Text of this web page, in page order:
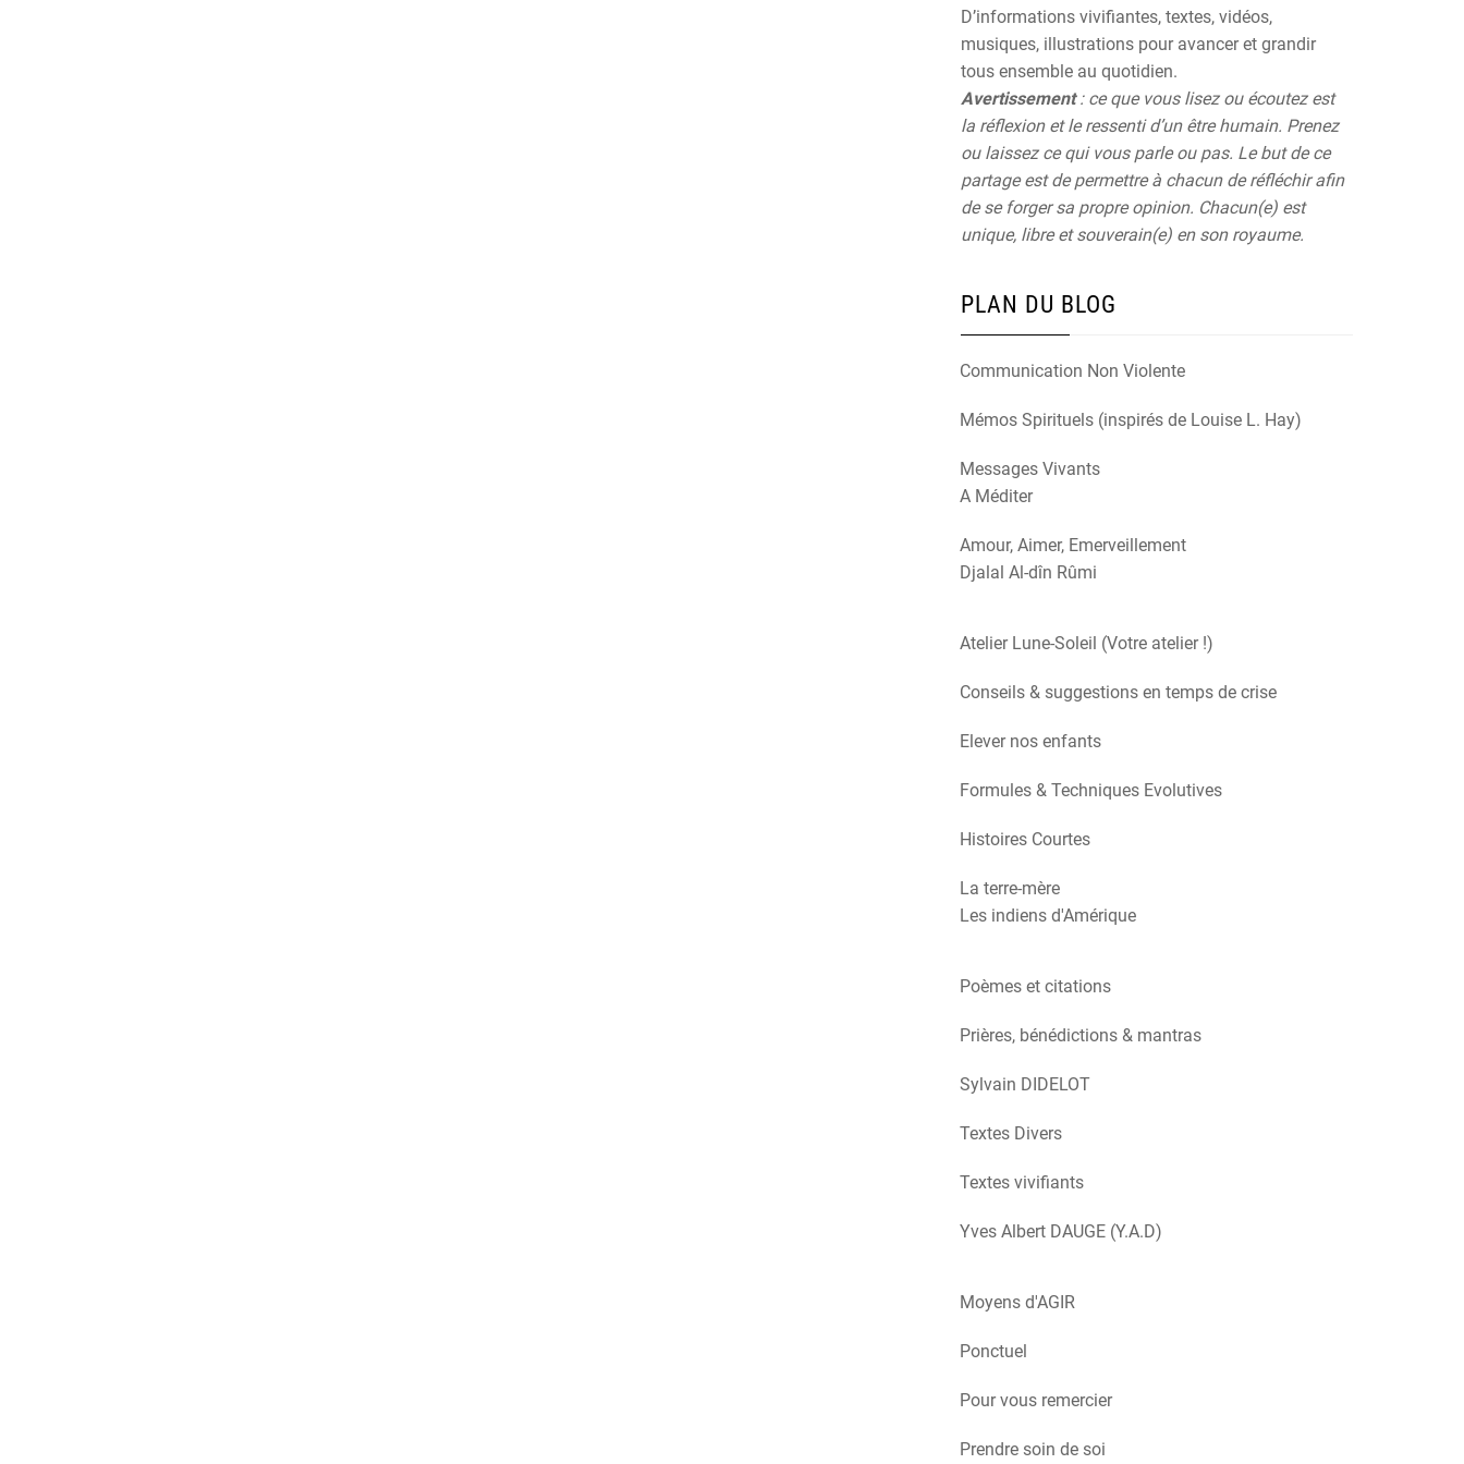
D’informations vivifiantes, textes, vidéos,
musiques, illustrations pour avancer et grandir
tous ensemble au quotidien.
Avertissement: ce que vous lisez ou écoutez est
la réflexion et le ressenti d’un être humain. Prenez
ou laissez ce qui vous parle ou pas. Le but de ce
partage est de permettre à chacun de réfléchir afin
de se forger sa propre opinion. Chacun(e) est
unique, libre et souverain(e) en son royaume.
PLAN DU BLOG
Communication Non Violente
Mémos Spirituels (inspirés de Louise L. Hay)
Messages Vivants
A Méditer
Amour, Aimer, Emerveillement
Djalal Al-dîn Rûmi
Atelier Lune-Soleil (Votre atelier !)
Conseils & suggestions en temps de crise
Elever nos enfants
Formules & Techniques Evolutives
Histoires Courtes
La terre-mère
Les indiens d'Amérique
Poèmes et citations
Prières, bénédictions & mantras
Sylvain DIDELOT
Textes Divers
Textes vivifiants
Yves Albert DAUGE (Y.A.D)
Moyens d'AGIR
Ponctuel
Pour vous remercier
Prendre soin de soi